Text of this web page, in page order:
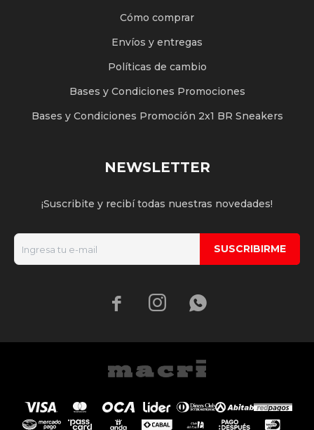
Cómo comprar
Envíos y entregas
Políticas de cambio
Bases y Condiciones Promociones
Bases y Condiciones Promoción 2x1 BR Sneakers
NEWSLETTER
¡Suscribite y recibí todas nuestras novedades!
SUSCRIBIRME
  